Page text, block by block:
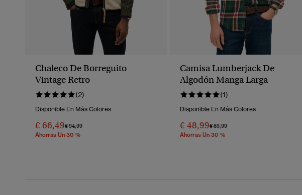
Chaleco De Borreguito
Vintage Retro
(2)
Disponible En Más Colores
€ 66,49Precio Rebajado De
€ 94,99A
Ahorras Un 30 %
Camisa Lumberjack De
Algodón Manga Larga
(1)
Disponible En Más Colores
€ 48,99Precio Rebajado De
€ 69,99A
Ahorras Un 30 %